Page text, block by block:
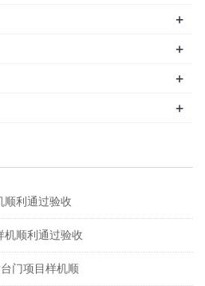
+
+
+
+
顺利通过验收
机顺利通过验收
门项目样机顺